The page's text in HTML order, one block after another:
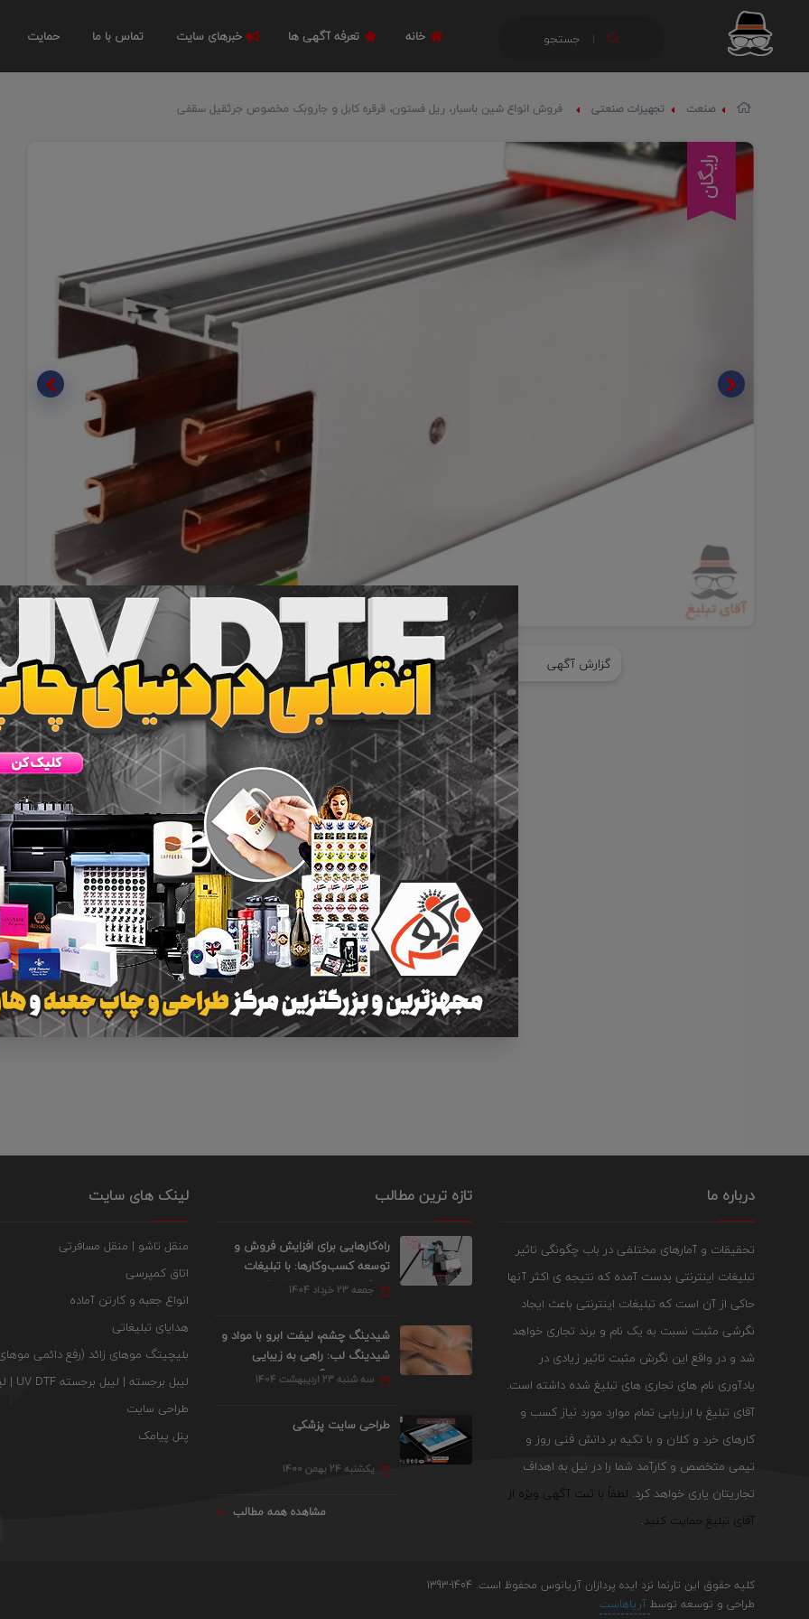
جستجو خانه تعرفه آگهی ها خبرهای سایت تماس با ما حمایت
صنعت تجهیزات صنعتی فروش انواع شین باسبار، ریل فستون، قرقره کابل و جاروبک مخصوص جرثقیل سقفی
رایگان
گزارش آگهی اشتراک گذاری ذخیره
درباره ما
تحقیقات و آمارهای مختلفی در باب چگونگی تاثیر
تبلیغات اینترنتی بدست آمده که نتیجه ی اکثر آنها
حاکی از آن است که تبلیغات اینترنتی باعث ایجاد
نگرشی مثبت نسبت به یک نام و برند تجاری خواهد
شد و در واقع این نگرش مثبت تاثیر زیادی در
یادآوری نام های تجاری های تبلیغ شده داشته است.
آقای تبلیغ با ارزیابی تمام موارد مورد نیاز کسب و
کارهای خرد و کلان و با تکیه بر دانش فنی روز و
تیمی متخصص و کارآمد شما را در نیل به اهداف
تجاریتان یاری خواهد کرد. لطفاً با ثبت آگهی ویژه از
آقای تبلیغ حمایت کنید.
تازه ترین مطالب
راه‌کارهایی برای افزایش فروش و
توسعه کسب‌وکارها: با تبلیغات
پیامکی ۱۰۰ برابر بفروشید!
جمعه 23 خرداد 1404
شیدینگ چشم، لیفت ابرو با مواد و
شیدینگ لب: راهی به زیبایی
طبیعی و ماندگار
سه شنبه 23 اردیبهشت 1404
طراحی سایت پزشکی
یکشنبه 24 بهمن 1400
مشاهده همه مطالب
لینک های سایت
منقل تاشو | منقل مسافرتی
اتاق کمپرسی
انواع جعبه و کارتن آماده
هدایای تبلیغاتی
بلیچیتگ موهای زائد (رفع دائمی
لیبل برجسته | لیبل برجسته UV DTF | لیبل UV DTF
طراحی سایت
پنل پیامک
کلیه حقوق این تارنما نزد ایده پردازان آریانوس محفوظ است. 1404-1393
طراحی و توسعه توسطآریاهاست